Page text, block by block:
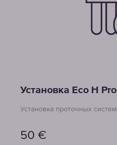
Установка Eco H Pro
Установка проточных систем
50 €